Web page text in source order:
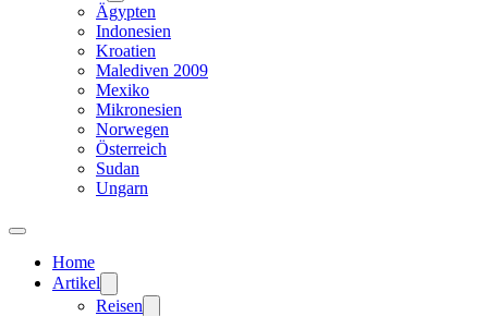
Ägypten
Indonesien
Kroatien
Malediven 2009
Mexiko
Mikronesien
Norwegen
Österreich
Sudan
Ungarn
Home
Artikel
Reisen